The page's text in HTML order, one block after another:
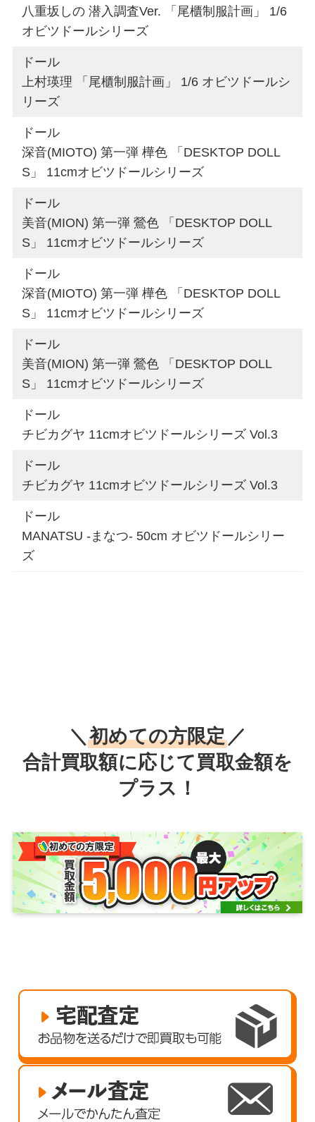
八重坂しの 潜入調査Ver. 「尾櫃制服計画」 1/6
オビツドールシリーズ
ドール
上村瑛理 「尾櫃制服計画」 1/6 オビツドールシ
リーズ
ドール
深音(MIOTO) 第一弾 樺色 「DESKTOP DOLL
S」 11cmオビツドールシリーズ
ドール
美音(MION) 第一弾 鶯色 「DESKTOP DOLL
S」 11cmオビツドールシリーズ
ドール
深音(MIOTO) 第一弾 樺色 「DESKTOP DOLL
S」 11cmオビツドールシリーズ
ドール
美音(MION) 第一弾 鶯色 「DESKTOP DOLL
S」 11cmオビツドールシリーズ
ドール
チビカグヤ 11cmオビツドールシリーズ Vol.3
ドール
チビカグヤ 11cmオビツドールシリーズ Vol.3
ドール
MANATSU -まなつ- 50cm オビツドールシリー
ズ
＼初めての方限定／
合計買取額に応じて買取金額を
プラス！